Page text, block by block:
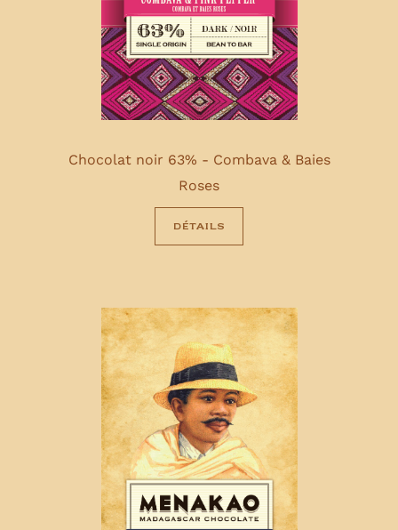
Chocolat noir 63% - Combava & Baies
Roses
détails